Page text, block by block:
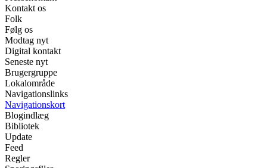
Kontakt os
Folk
Følg os
Modtag nyt
Digital kontakt
Seneste nyt
Brugergruppe
Lokalområde
Navigationslinks
Navigationskort
Blogindlæg
Bibliotek
Update
Feed
Regler